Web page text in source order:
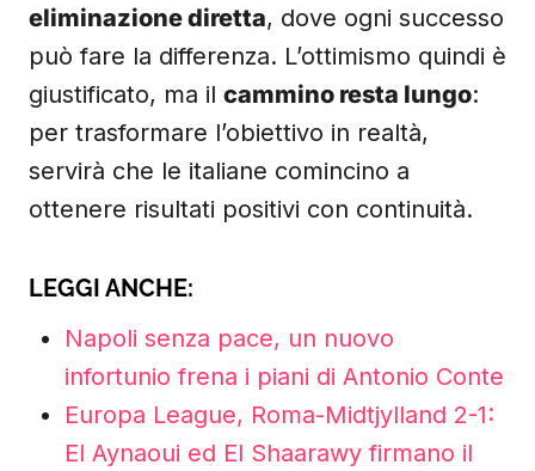
eliminazione diretta, dove ogni successo
può fare la differenza. L’ottimismo quindi è
giustificato, ma il cammino resta lungo:
per trasformare l’obiettivo in realtà,
servirà che le italiane comincino a
ottenere risultati positivi con continuità.
LEGGI ANCHE:
Napoli senza pace, un nuovo
infortunio frena i piani di Antonio Conte
Europa League, Roma-Midtjylland 2-1:
El Aynaoui ed El Shaarawy firmano il